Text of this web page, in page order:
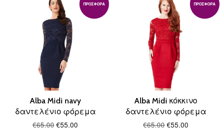
ΠΡΟΣΦΟΡΆ
Alba Midi navy
δαντελένιο φόρεμα
€65.00 €55.00
ΠΡΟΣΦΟΡΆ
Alba Midi κόκκινο
δαντελένιο φόρεμα
€65.00 €55.00